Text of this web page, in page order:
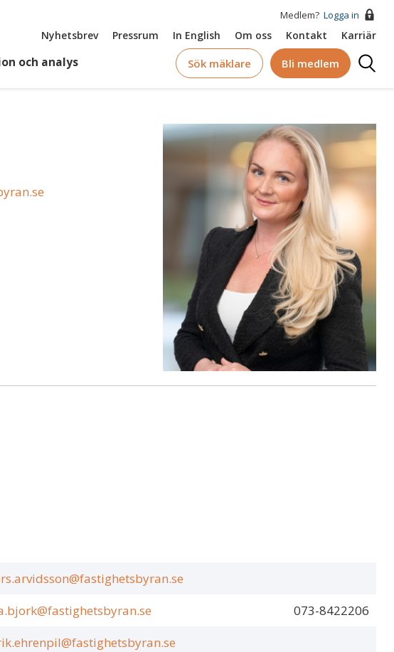
Medlem? Logga in
Top
Nyhetsbrev Pressrum In English Om oss Kontakt Karriär
och analys Sök mäklare Bli medlem
Logga
073-8422206